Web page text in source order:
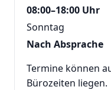
08:00–18:00 Uhr
Sonntag
Nach Absprache
Termine können
Bürozeiten liegen.